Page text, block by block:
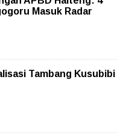
Masuk Radar
Tambang Kusubibi